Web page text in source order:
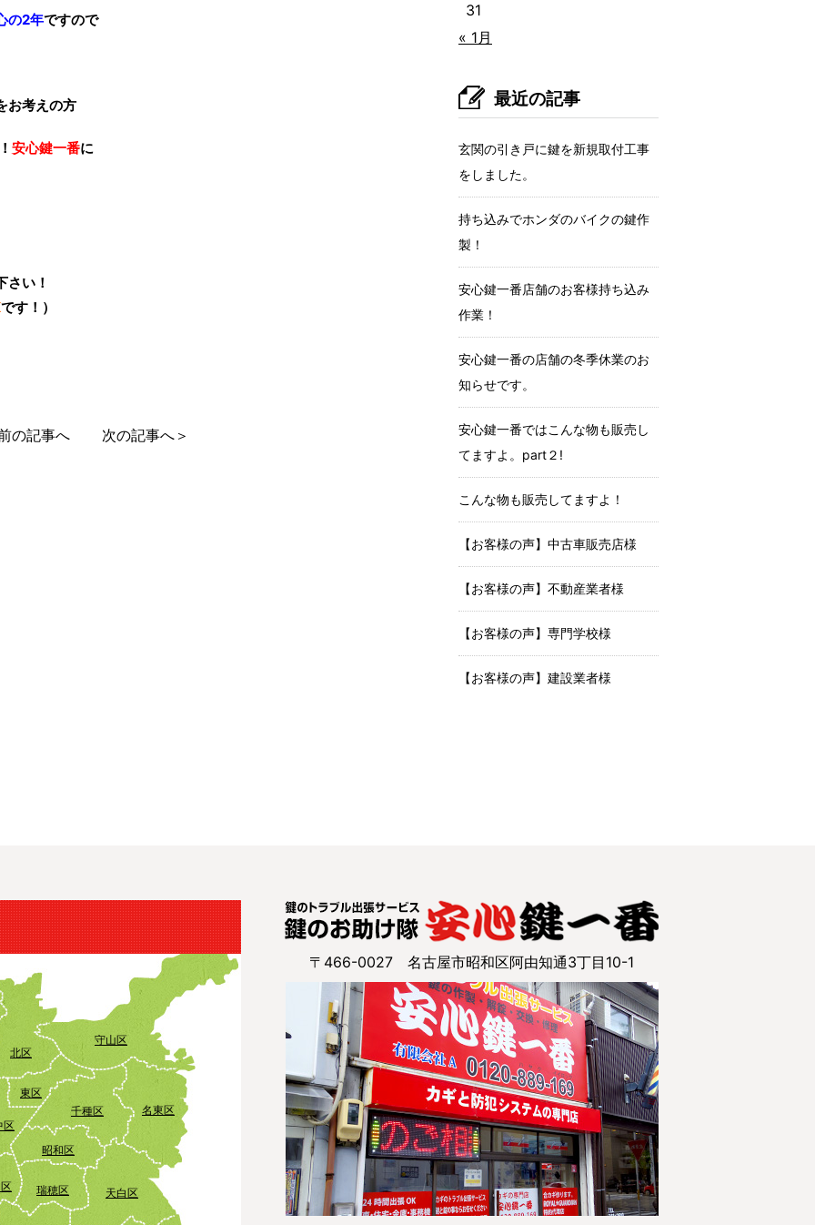
の2年ですので
お考えの方
安心鍵一番に
い！
です！）
の記事へ 次の記事へ＞
31
« 1月
最近の記事
玄関の引き戸に鍵を新規取付工事
をしました。
持ち込みでホンダのバイクの鍵作
製！
安心鍵一番店舗のお客様持ち込み
作業！
安心鍵一番の店舗の冬季休業のお
知らせです。
安心鍵一番ではこんな物も販売し
てますよ。part２!
こんな物も販売してますよ！
【お客様の声】中古車販売店様
【お客様の声】不動産業者様
【お客様の声】専門学校様
【お客様の声】建設業者様
〒466-0027 名古屋市昭和区阿由知通3丁目10-1
区
天白区
瑞穂区
昭和区
千種区 名東区
守山区
北区
東区